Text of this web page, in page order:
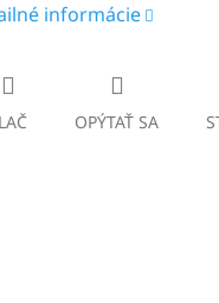
informácie
OPÝTAŤ SA